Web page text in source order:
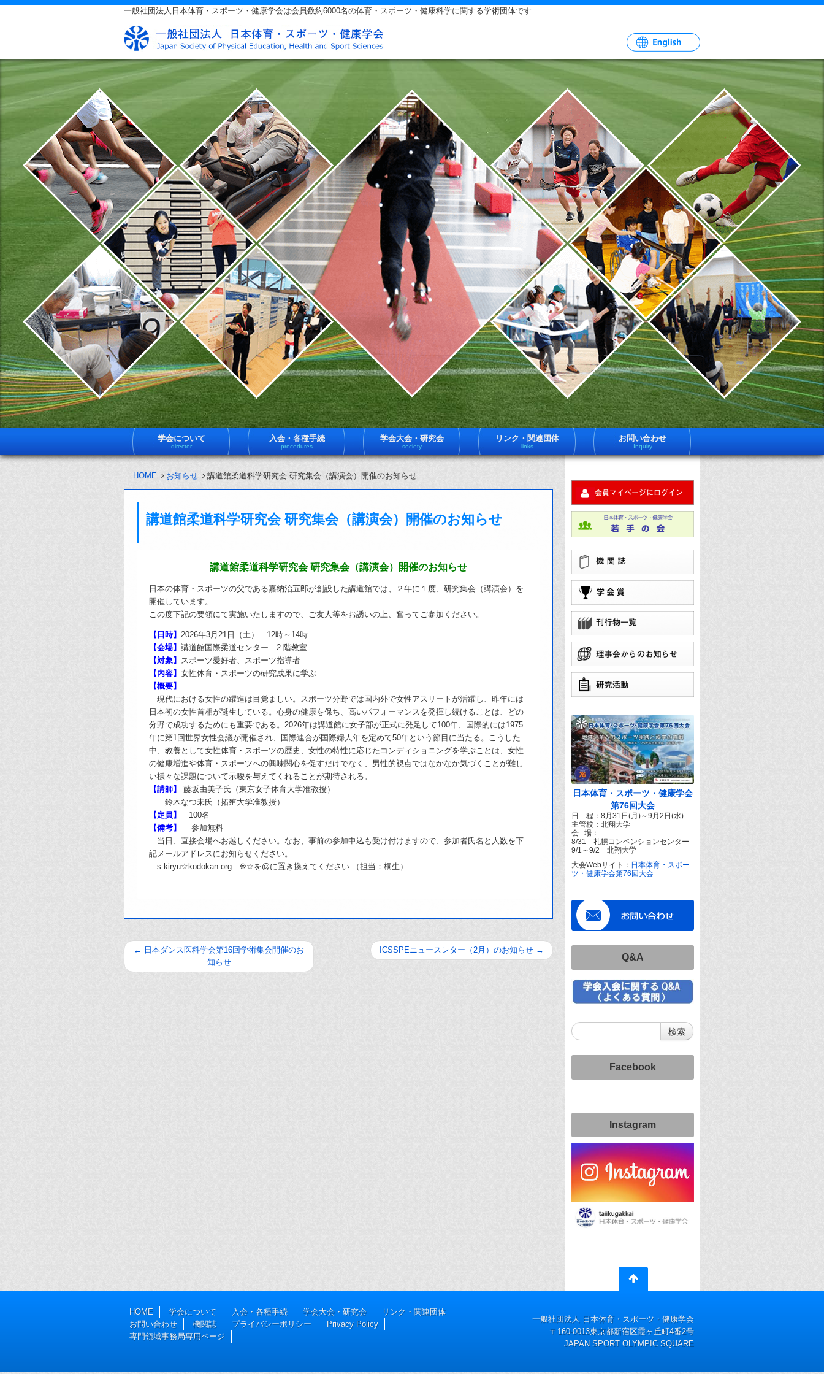
一般社団法人日本体育・スポーツ・健康学会は会員数約6000名の体育・スポーツ・健康科学に関する学術団体です
体
ス
一
社
法
日
体
育
ス
ー
ツ
健
学
は
員
約
育
学会について
director
入会・各種手続
procedures
学会大会・研究会
society
リンク・関連団体
links
お問い合わせ
Inquiry
HOME お知らせ 講道館柔道科学研究会 研究集会（講演会）開催のお知らせ
講道館柔道科学研究会 研究集会（講演会）開催のお知らせ
講道館柔道科学研究会 研究集会（講演会）開催のお知らせ
日本の体育・スポーツの父である嘉納治五郎が創設した講道館では、２年に１度、研究集会（講演会）を
開催しています。
この度下記の要領にて実施いたしますので、ご友人等をお誘いの上、奮ってご参加ください。
【日時】 2026年3月21日（土） 12時～14時
【会場】 講道館国際柔道センター 2 階教室
【対象】 スポーツ愛好者、スポーツ指導者
【内容】 女性体育・スポーツの研究成果に学ぶ
【概要】
現代における女性の躍進は目覚ましい。スポーツ分野では国内外で女性アスリートが活躍し、昨年には
日本初の女性首相が誕生している。心身の健康を保ち、高いパフォーマンスを発揮し続けることは、どの
分野で成功するためにも重要である。2026年は講道館に女子部が正式に発足して100年、国際的には1975
年に第1回世界女性会議が開催され、国際連合が国際婦人年を定めて50年という節目に当たる。こうした
中、教養として女性体育・スポーツの歴史、女性の特性に応じたコンディショニングを学ぶことは、女性
の健康増進や体育・スポーツへの興味関心を促すだけでなく、男性的視点ではなかなか気づくことが難し
い様々な課題について示唆を与えてくれることが期待される。
【講師】
藤坂由美子氏（東京女子体育大学准教授）
鈴木なつ未氏（拓殖大学准教授）
【定員】
100名
【備考】
参加無料
当日、直接会場へお越しください。なお、事前の参加申込も受け付けますので、参加者氏名と人数を下
記メールアドレスにお知らせください。
s.kiryu☆kodokan.org ※☆を@に置き換えてください （担当：桐生）
← 日本ダンス医科学会第16回学術集会開催のお
知らせ
ICSSPEニュースレター（2月）のお知らせ →
日本体育・スポーツ・健康学会
第76回大会
日 程：8月31日(月)～9月2日(水)
主管校：北翔大学
会 場：
8/31 札幌コンベンションセンター
9/1～9/2 北翔大学
大会Webサイト： 日本体育・スポー
ツ・健康学会第76回大会
Q&A
Facebook
Instagram
HOME 学会について 入会・各種手続 学会大会・研究会
リンク・関連団体
お問い合わせ
機関誌 プライバシーポリシー
Privacy Policy
専門領域事務局専用ページ
一般社団法人 日本体育・スポーツ・健康学会
〒160-0013東京都新宿区霞ヶ丘町4番2号
JAPAN SPORT OLYMPIC SQUARE